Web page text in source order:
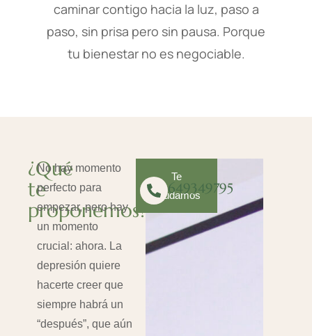
caminar contigo hacia la luz, paso a
paso, sin prisa pero sin pausa. Porque
tu bienestar no es negociable.
¿Qué
te
proponemos?​
No hay momento
perfecto para
empezar, pero hay
un momento
crucial: ahora. La
depresión quiere
hacerte creer que
siempre habrá un
“después”, que aún
Te
ayudamos
649349795